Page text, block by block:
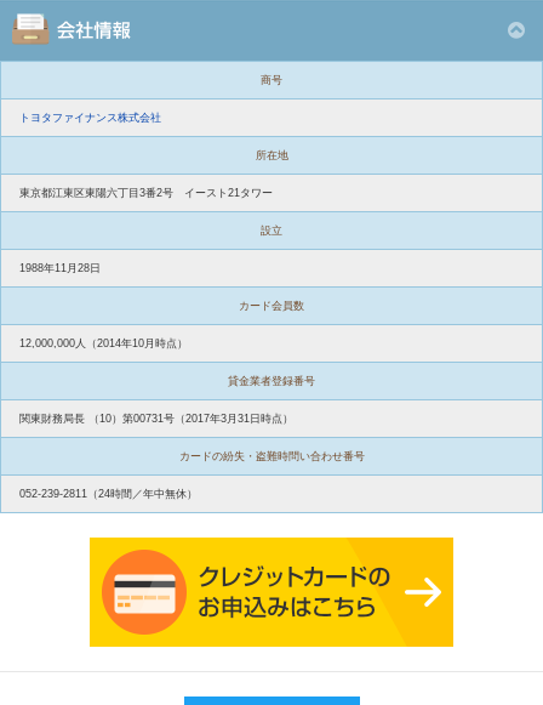
商号
トヨタファイナンス株式会社
所在地
東京都江東区東陽六丁目3番2号 イースト21タワー
設立
1988年11月28日
カード会員数
12,000,000人（2014年10月時点）
貸金業者登録番号
関東財務局長 （10）第00731号（2017年3月31日時点）
カードの紛失・盗難時問い合わせ番号
052-239-2811（24時間／年中無休）